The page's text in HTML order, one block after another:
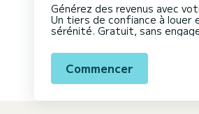
Générez des revenus avec
Un tiers de confiance à louer
sérénité. Gratuit, sans
Commencer